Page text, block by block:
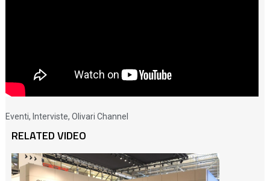
Eventi, Interviste, Olivari Channel
RELATED VIDEO